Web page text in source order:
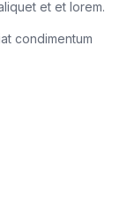
et et lorem.
condimentum